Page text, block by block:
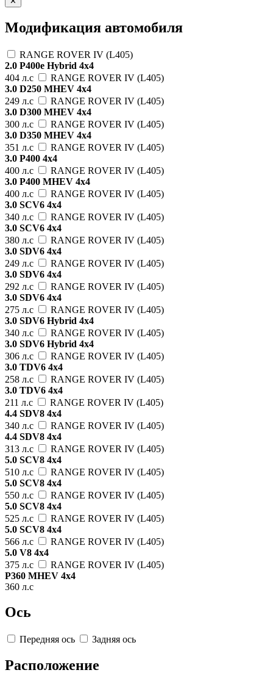
Модификация автомобиля
RANGE ROVER IV (L405)
2.0 P400e Hybrid 4x4
404 л.с
RANGE ROVER IV (L405)
3.0 D250 MHEV 4x4
249 л.с
RANGE ROVER IV (L405)
3.0 D300 MHEV 4x4
300 л.с
RANGE ROVER IV (L405)
3.0 D350 MHEV 4x4
351 л.с
RANGE ROVER IV (L405)
3.0 P400 4x4
400 л.с
RANGE ROVER IV (L405)
3.0 P400 MHEV 4x4
400 л.с
RANGE ROVER IV (L405)
3.0 SCV6 4x4
340 л.с
RANGE ROVER IV (L405)
3.0 SCV6 4x4
380 л.с
RANGE ROVER IV (L405)
3.0 SDV6 4x4
249 л.с
RANGE ROVER IV (L405)
3.0 SDV6 4x4
292 л.с
RANGE ROVER IV (L405)
3.0 SDV6 4x4
275 л.с
RANGE ROVER IV (L405)
3.0 SDV6 Hybrid 4x4
340 л.с
RANGE ROVER IV (L405)
3.0 SDV6 Hybrid 4x4
306 л.с
RANGE ROVER IV (L405)
3.0 TDV6 4x4
258 л.с
RANGE ROVER IV (L405)
3.0 TDV6 4x4
211 л.с
RANGE ROVER IV (L405)
4.4 SDV8 4x4
340 л.с
RANGE ROVER IV (L405)
4.4 SDV8 4x4
313 л.с
RANGE ROVER IV (L405)
5.0 SCV8 4x4
510 л.с
RANGE ROVER IV (L405)
5.0 SCV8 4x4
550 л.с
RANGE ROVER IV (L405)
5.0 SCV8 4x4
525 л.с
RANGE ROVER IV (L405)
5.0 SCV8 4x4
566 л.с
RANGE ROVER IV (L405)
5.0 V8 4x4
375 л.с
RANGE ROVER IV (L405)
P360 MHEV 4x4
360 л.с
Ось
Передняя ось Задняя ось
Расположение